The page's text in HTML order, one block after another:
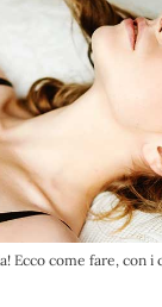
Ecco come fare, con i